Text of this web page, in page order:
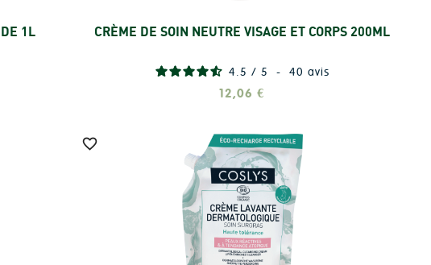
1L CRÈME DE SOIN NEUTRE VISAGE ET CORPS 200ML
Ajouter
4.5 / 5 - 40 avis
12,06 €
